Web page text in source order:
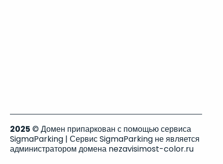
2025 © Домен припаркован с помощью сервиса
SigmaParking | Сервис SigmaParking не является
администратором домена nezavisimost-color.ru